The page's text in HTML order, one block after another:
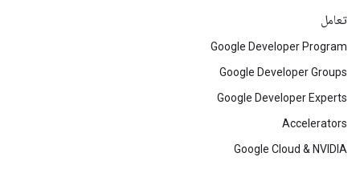
تعامل
Google Developer Program
Google Developer Groups
Google Developer Experts
Accelerators
Google Cloud & NVIDIA